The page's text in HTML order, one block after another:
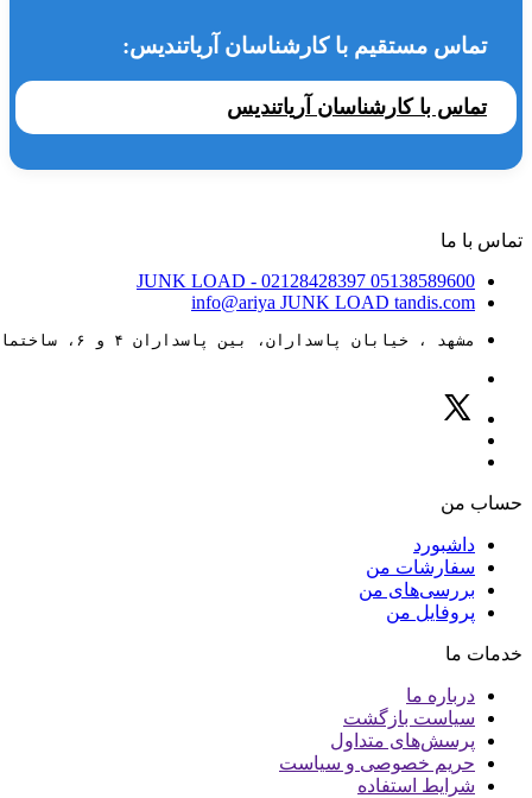
تماس مستقیم با کارشناسان آریاتندیس:
تماس با کارشناسان آریاتندیس
تماس با ما
05138589600
JUNK LOAD - 02128428397
info@ariya JUNK LOAD tandis.com
مشهد ، خیابان پاسداران، بین پاسداران ۴ و ۶، ساختمان ۸۸
حساب من
داشبورد
سفارشات من
بررسی‌های من
پروفایل من
خدمات ما
درباره ما
سیاست بازگشت
پرسش‌های متداول
حریم خصوصی و سیاست
شرایط استفاده